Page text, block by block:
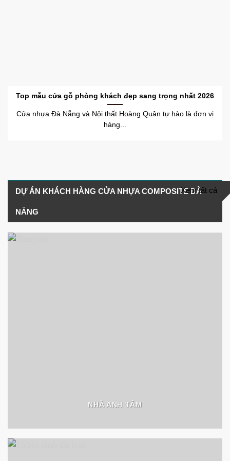
Top mẫu cửa gỗ phòng khách đẹp sang trọng nhất 2026
Cửa nhựa Đà Nẵng và Nội thất Hoàng Quân tự hào là đơn vị
hàng...
DỰ ÁN KHÁCH HÀNG CỬA NHỰA COMPOSITE ĐÀ
NẴNG
Xem tất cả
NHÀ ANH TÂM